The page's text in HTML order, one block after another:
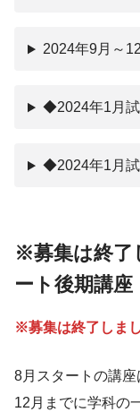
2024年9月
◆2024年1月
◆2024年1月
※募集は終了
ート後期講座
※募集は終了しまし
8月スタートの講座
12月までに学科の